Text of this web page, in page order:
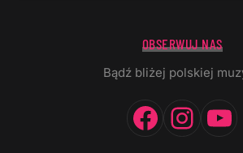
OBSERWUJ NAS
Bądź bliżej polskiej